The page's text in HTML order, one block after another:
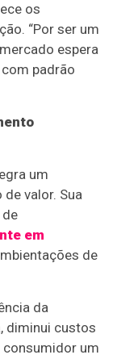
os
“Por ser um
espera
padrão
um
valor. Sua
em
de
da
diminui custos
um